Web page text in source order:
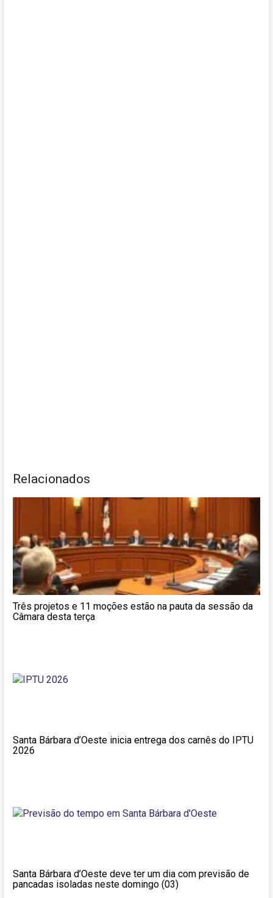
Relacionados
Três projetos e 11 moções estão na pauta da sessão da
Câmara desta terça
Santa Bárbara d’Oeste inicia entrega dos carnês do IPTU
2026
Santa Bárbara d’Oeste deve ter um dia com previsão de
pancadas isoladas neste domingo (03)